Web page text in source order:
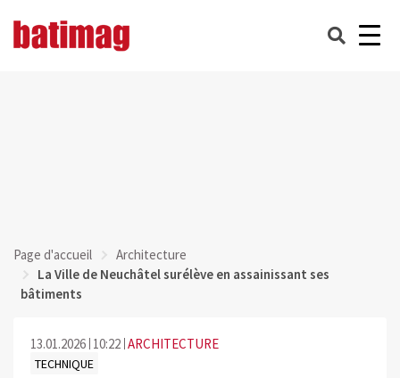
Page d'accueil
Architecture
La Ville de Neuchâtel surélève en assainissant ses
bâtiments
13.01.2026 10:22 ARCHITECTURE
TECHNIQUE